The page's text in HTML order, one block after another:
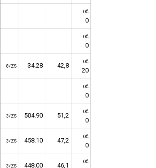
OČ
0
OČ
0
8/ZS 34.28 42,8 OČ
20
OČ
0
3/ZS 504.90 51,2 OČ
0
3/ZS 458.10 47,2 OČ
0
3/ZS 448.00 46,1 OČ